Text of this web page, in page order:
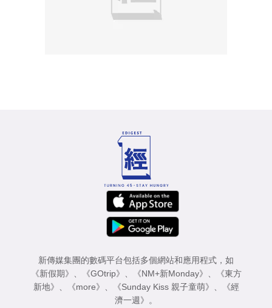
新傳媒集團的數碼平台包括多個網站和應用程式，如
《新假期》
《GOtrip》 《NM+新Monday》
《東方
新地》
《more》 《Sunday Kiss 親子童萌》
《經
濟一週》
。